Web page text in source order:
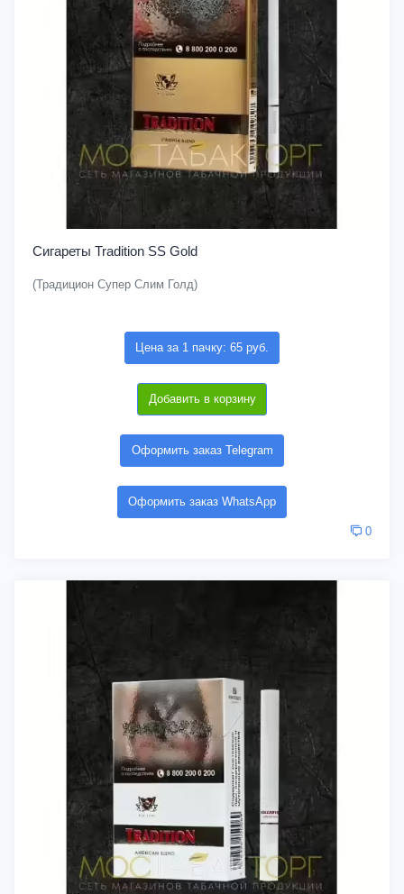
Сигареты Tradition SS Gold
(Традицион Супер Слим Голд)
Цена за 1 пачку: 65 руб.
Добавить в корзину
Оформить заказ Telegram
Оформить заказ WhatsApp
0